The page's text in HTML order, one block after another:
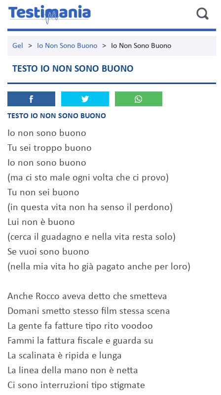
Gel > Io Non Sono Buono > Io Non Sono Buono
TESTO IO NON SONO BUONO
TESTO IO NON SONO BUONO
Io non sono buono
Tu sei troppo buono
Io non sono buono
(ma ci sto male ogni volta che ci provo)
Tu non sei buono
(in questa vita non ha senso il perdono)
Lui non è buono
(cerca il guadagno e nella vita resta solo)
Se vuoi sono buono
(nella mia vita ho già pagato anche per loro)
Anche Rocco aveva detto che smetteva
Domani smetto stesso film stessa scena
La gente fa fatture tipo rito voodoo
Fammi la fattura fiscale e guarda su
La scalinata è ripida e lunga
La linea della mano non è netta
Ci sono interruzioni tipo stigmate